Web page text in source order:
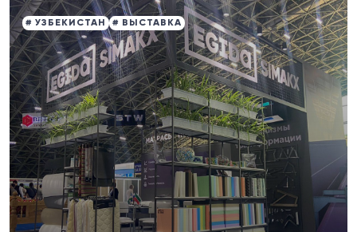
# УЗБЕКИСТАН # ВЫСТАВКА